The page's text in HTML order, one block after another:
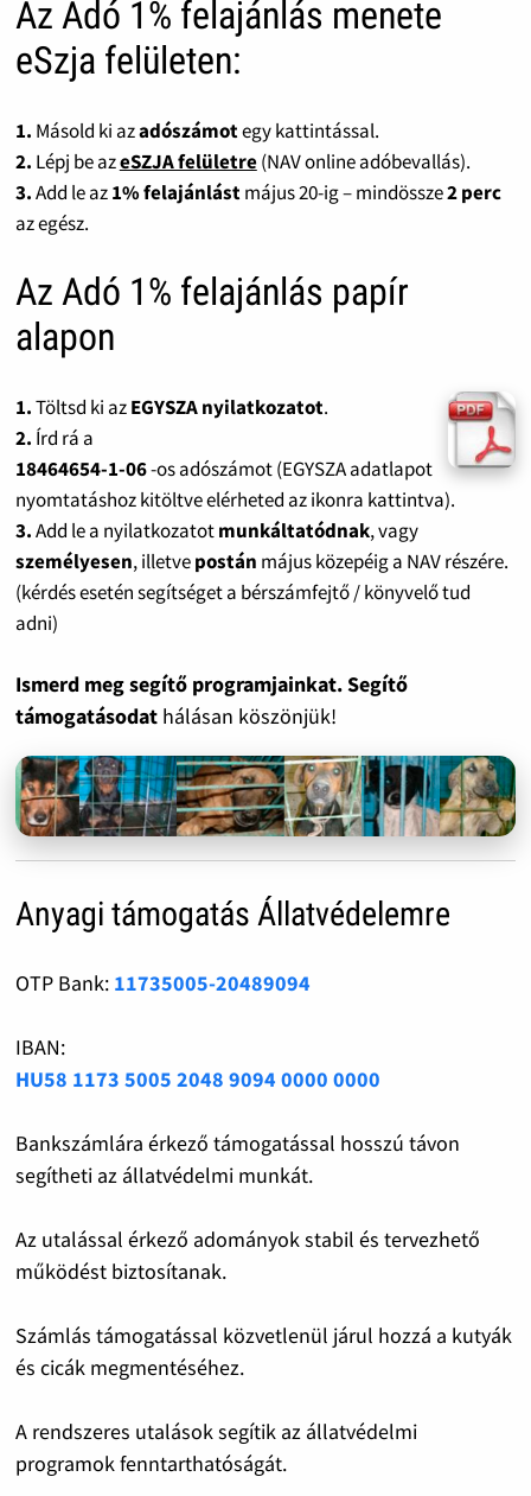
Az Adó 1% felajánlás menete
eSzja felületen:
1. Másold ki azadószámotegy kattintással.
2. Lépj be azeSZJA felületre(NAV online adóbevallás).
3.Add le az1% felajánlástmájus 20-ig – mindössze2 perc
az egész.
Az Adó 1% felajánlás papír
alapon
1.Töltsd ki azEGYSZA nyilatkozatot.
2. Írd rá a
18464654-1-06-os adószámot (EGYSZA adatlapot
nyomtatáshoz kitöltve elérheted az ikonra kattintva).
3.Add le a nyilatkozatotmunkáltatódnak, vagy
személyesen, illetvepostán május közepéig a NAV részére.
(kérdés esetén segítséget a bérszámfejtő / könyvelő tud
adni)
Ismerd meg segítő programjainkat. Segítő
támogatásodat hálásan köszönjük!
Anyagi támogatás Állatvédelemre
OTP Bank: 11735005-20489094
IBAN:
HU58 1173 5005 2048 9094 0000 0000
Bankszámlára érkező támogatással hosszú távon
segítheti az állatvédelmi munkát.
Az utalással érkező adományok stabil és tervezhető
működést biztosítanak.
Számlás támogatással közvetlenül járul hozzá a kutyák
és cicák megmentéséhez.
A rendszeres utalások segítik az állatvédelmi
programok fenntarthatóságát.